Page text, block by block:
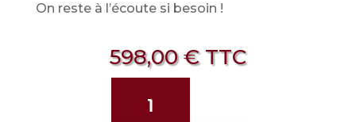
On reste à l’écoute si besoin !
598,00€ TTC